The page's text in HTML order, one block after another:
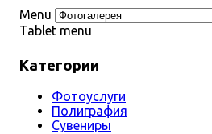
Menu
Tablet menu
Категории
Фотоуслуги
Полиграфия
Сувениры